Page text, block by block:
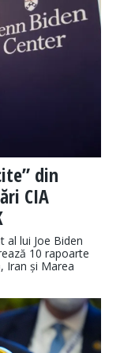
din
CIA
al lui Joe Biden
10 rapoarte
Iran și Marea